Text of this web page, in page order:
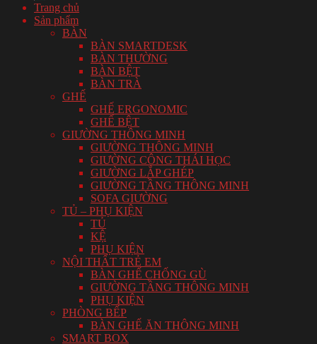
Trang chủ
Sản phẩm
BÀN
BÀN SMARTDESK
BÀN THƯỜNG
BÀN BỆT
BÀN TRÀ
GHẾ
GHẾ ERGONOMIC
GHẾ BỆT
GIƯỜNG THÔNG MINH
GIƯỜNG THÔNG MINH
GIƯỜNG CÔNG THÁI HỌC
GIƯỜNG LẮP GHÉP
GIƯỜNG TẦNG THÔNG MINH
SOFA GIƯỜNG
TỦ – PHỤ KIỆN
TỦ
KỆ
PHỤ KIỆN
NỘI THẤT TRẺ EM
BÀN GHẾ CHỐNG GÙ
GIƯỜNG TẦNG THÔNG MINH
PHỤ KIỆN
PHÒNG BẾP
BÀN GHẾ ĂN THÔNG MINH
SMART BOX